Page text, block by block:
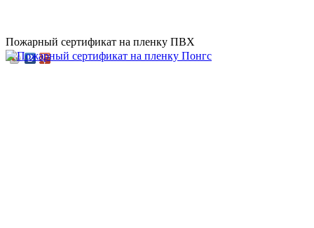
Пожарный сертификат на пленку ПВХ